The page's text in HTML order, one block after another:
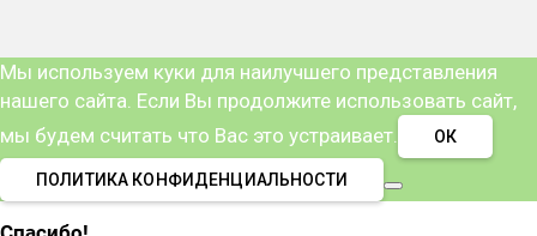
Мы используем куки для наилучшего представления
нашего сайта. Если Вы продолжите использовать сайт,
мы будем считать что Вас это устраивает.
ОК
ПОЛИТИКА КОНФИДЕНЦИАЛЬНОСТИ